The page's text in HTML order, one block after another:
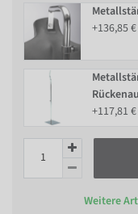
+136,85 €
+117,81 €
Weitere